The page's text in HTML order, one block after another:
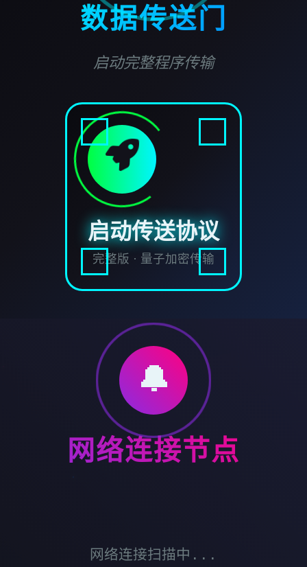
数据传送门
启动完整程序传输
启动传送协议
完整版 · 量子加密传输
🔔
网络连接节点
网络连接扫描中...